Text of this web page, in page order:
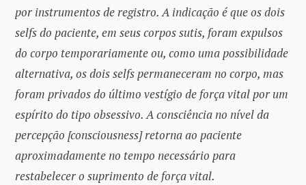
por instrumentos de registro. A indicação é que os dois
selfs do paciente, em seus corpos sutis, foram expulsos
do corpo temporariamente ou, como uma possibilidade
alternativa, os dois selfs permaneceram no corpo, mas
foram privados do último vestígio de força vital por um
espírito do tipo obsessivo. A consciência no nível da
percepção [consciousness] retorna ao paciente
aproximadamente no tempo necessário para
restabelecer o suprimento de força vital.